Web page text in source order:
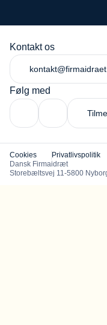
Kontakt os
Følg med
Dansk Firmaidræt
Storebæltsvej 11 5800
Cookies Privatlivspolitik